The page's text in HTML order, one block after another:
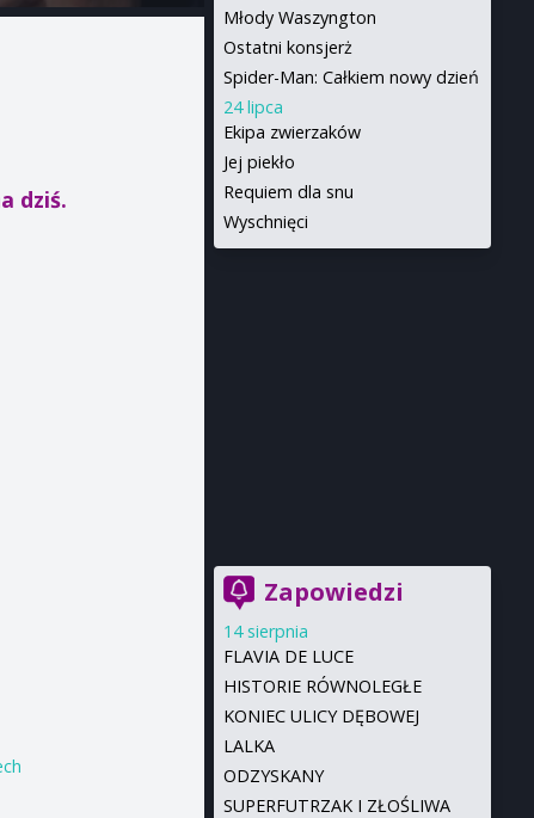
dziś.
Młody Waszyngton
Ostatni konsjerż
Spider-Man: Całkiem nowy dzień
24 lipca
Ekipa zwierzaków
Jej piekło
Requiem dla snu
Wyschnięci
Zapowiedzi
14 sierpnia
FLAVIA DE LUCE
HISTORIE RÓWNOLEGŁE
KONIEC ULICY DĘBOWEJ
LALKA
ODZYSKANY
SUPERFUTRZAK I ZŁOŚLIWA